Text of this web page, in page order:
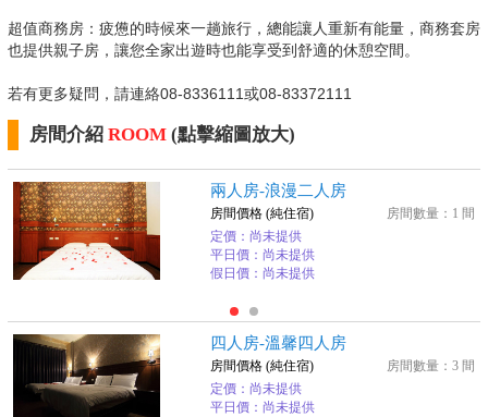
超值商務房：疲憊的時候來一趟旅行，總能讓人重新有能量，商務套房
也提供親子房，讓您全家出遊時也能享受到舒適的休憩空間。
若有更多疑問，請連絡08-8336111或08-83372111
房間介紹 ROOM (點擊縮圖放大)
兩人房-浪漫二人房
房間數量：1 間
房間價格 (純住宿)
定價：尚未提供
平日價：尚未提供
假日價：尚未提供
四人房-溫馨四人房
房間數量：3 間
房間價格 (純住宿)
定價：尚未提供
平日價：尚未提供